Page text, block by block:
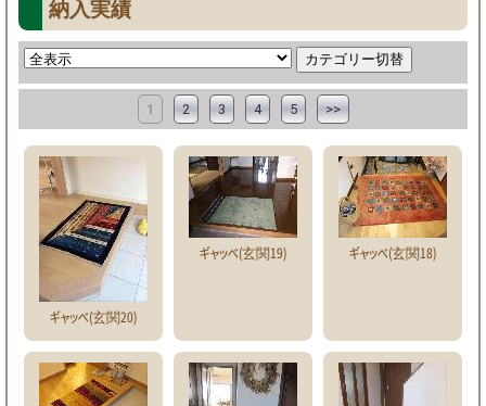
納入実績
1 2 3 4 5 >>
ギャッベ(玄関20)
ギャッベ(玄関19) ギャッベ(玄関18)